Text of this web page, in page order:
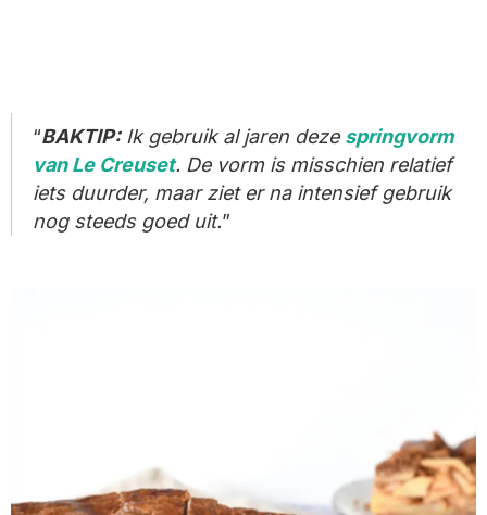
BAKTIP:Ik gebruik al jaren deze springvorm
van Le Creuset. De vorm is misschien relatief
iets duurder, maar ziet er na intensief gebruik
nog steeds goed uit.